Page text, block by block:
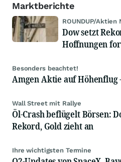
Marktberichte
ROUNDUP/Aktien
Dow setzt
Hoffnungen
Besonders beachtet!
Amgen Aktie auf Höhenflug
Wall Street mit Rallye
Öl-Crash beflügelt Börsen:
Rekord, Gold zieht an
Ihre wichtigsten Termine